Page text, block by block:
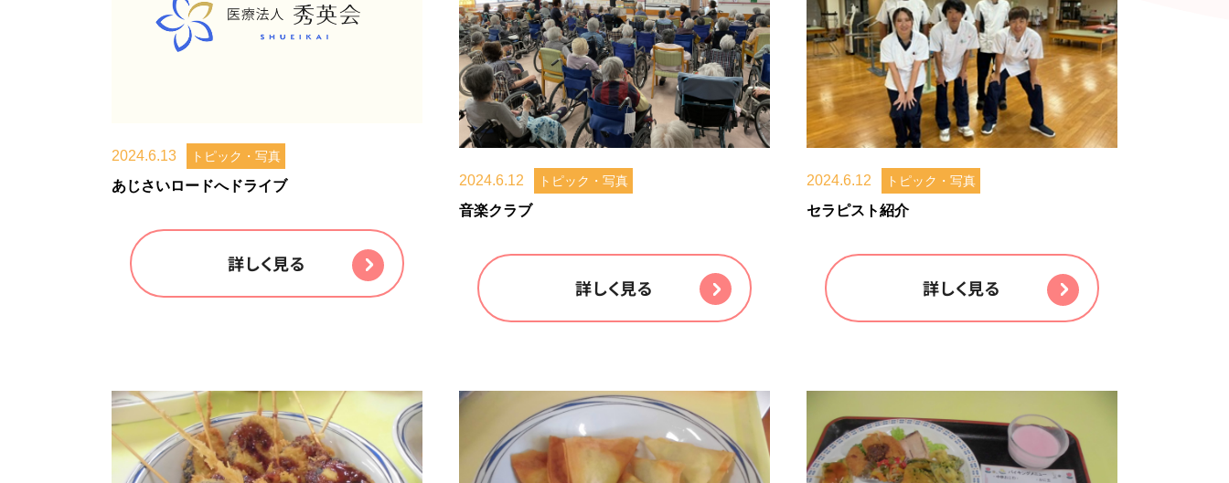
2024.6.13 トピック・写真
あじさいロードへドライブ
詳しく見る
2024.6.12 トピック・写真
音楽クラブ
詳しく見る
2024.6.12 トピック・写真
セラピスト紹介
詳しく見る